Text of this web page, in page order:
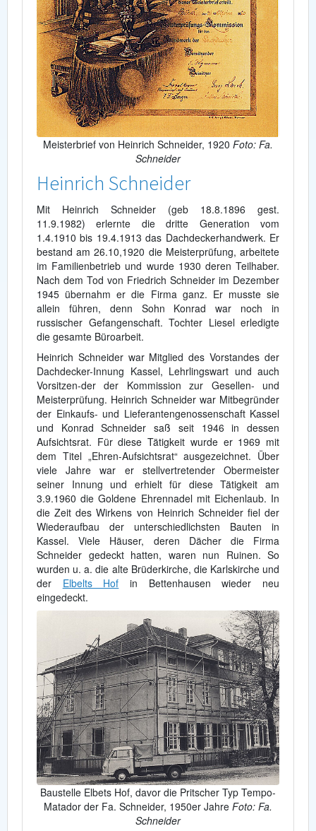
Meisterbrief von Heinrich Schneider, 1920 Foto: Fa.
Schneider
Heinrich Schneider
Mit Heinrich Schneider (geb 18.8.1896 gest.
11.9.1982) erlernte die dritte Generation vom
1.4.1910 bis 19.4.1913 das Dachdeckerhandwerk. Er
bestand am 26.10,1920 die Meisterprüfung, arbeitete
im Familienbetrieb und wurde 1930 deren Teilhaber.
Nach dem Tod von Friedrich Schneider im Dezember
1945 übernahm er die Firma ganz. Er musste sie
allein führen, denn Sohn Konrad war noch in
russischer Gefangenschaft. Tochter Liesel erledigte
die gesamte Büroarbeit.
Heinrich Schneider war Mitglied des Vorstandes der
Dachdecker-Innung Kassel, Lehrlingswart und auch
Vorsitzen-der der Kommission zur Gesellen- und
Meisterprüfung. Heinrich Schneider war Mitbegründer
der Einkaufs- und Lieferantengenossenschaft Kassel
und Konrad Schneider saß seit 1946 in dessen
Aufsichtsrat. Für diese Tätigkeit wurde er 1969 mit
dem Titel „Ehren-Aufsichtsrat“ ausgezeichnet. Über
viele Jahre war er stellvertretender Obermeister
seiner Innung und erhielt für diese Tätigkeit am
3.9.1960 die Goldene Ehrennadel mit Eichenlaub. In
die Zeit des Wirkens von Heinrich Schneider fiel der
Wiederaufbau der unterschiedlichsten Bauten in
Kassel. Viele Häuser, deren Dächer die Firma
Schneider gedeckt hatten, waren nun Ruinen. So
wurden u. a. die alte Brüderkirche, die Karlskirche und
der Elbelts Hof in Bettenhausen wieder neu
eingedeckt.
Baustelle Elbets Hof, davor die Pritscher Typ Tempo-
Matador der Fa. Schneider, 1950er Jahre Foto: Fa.
Schneider